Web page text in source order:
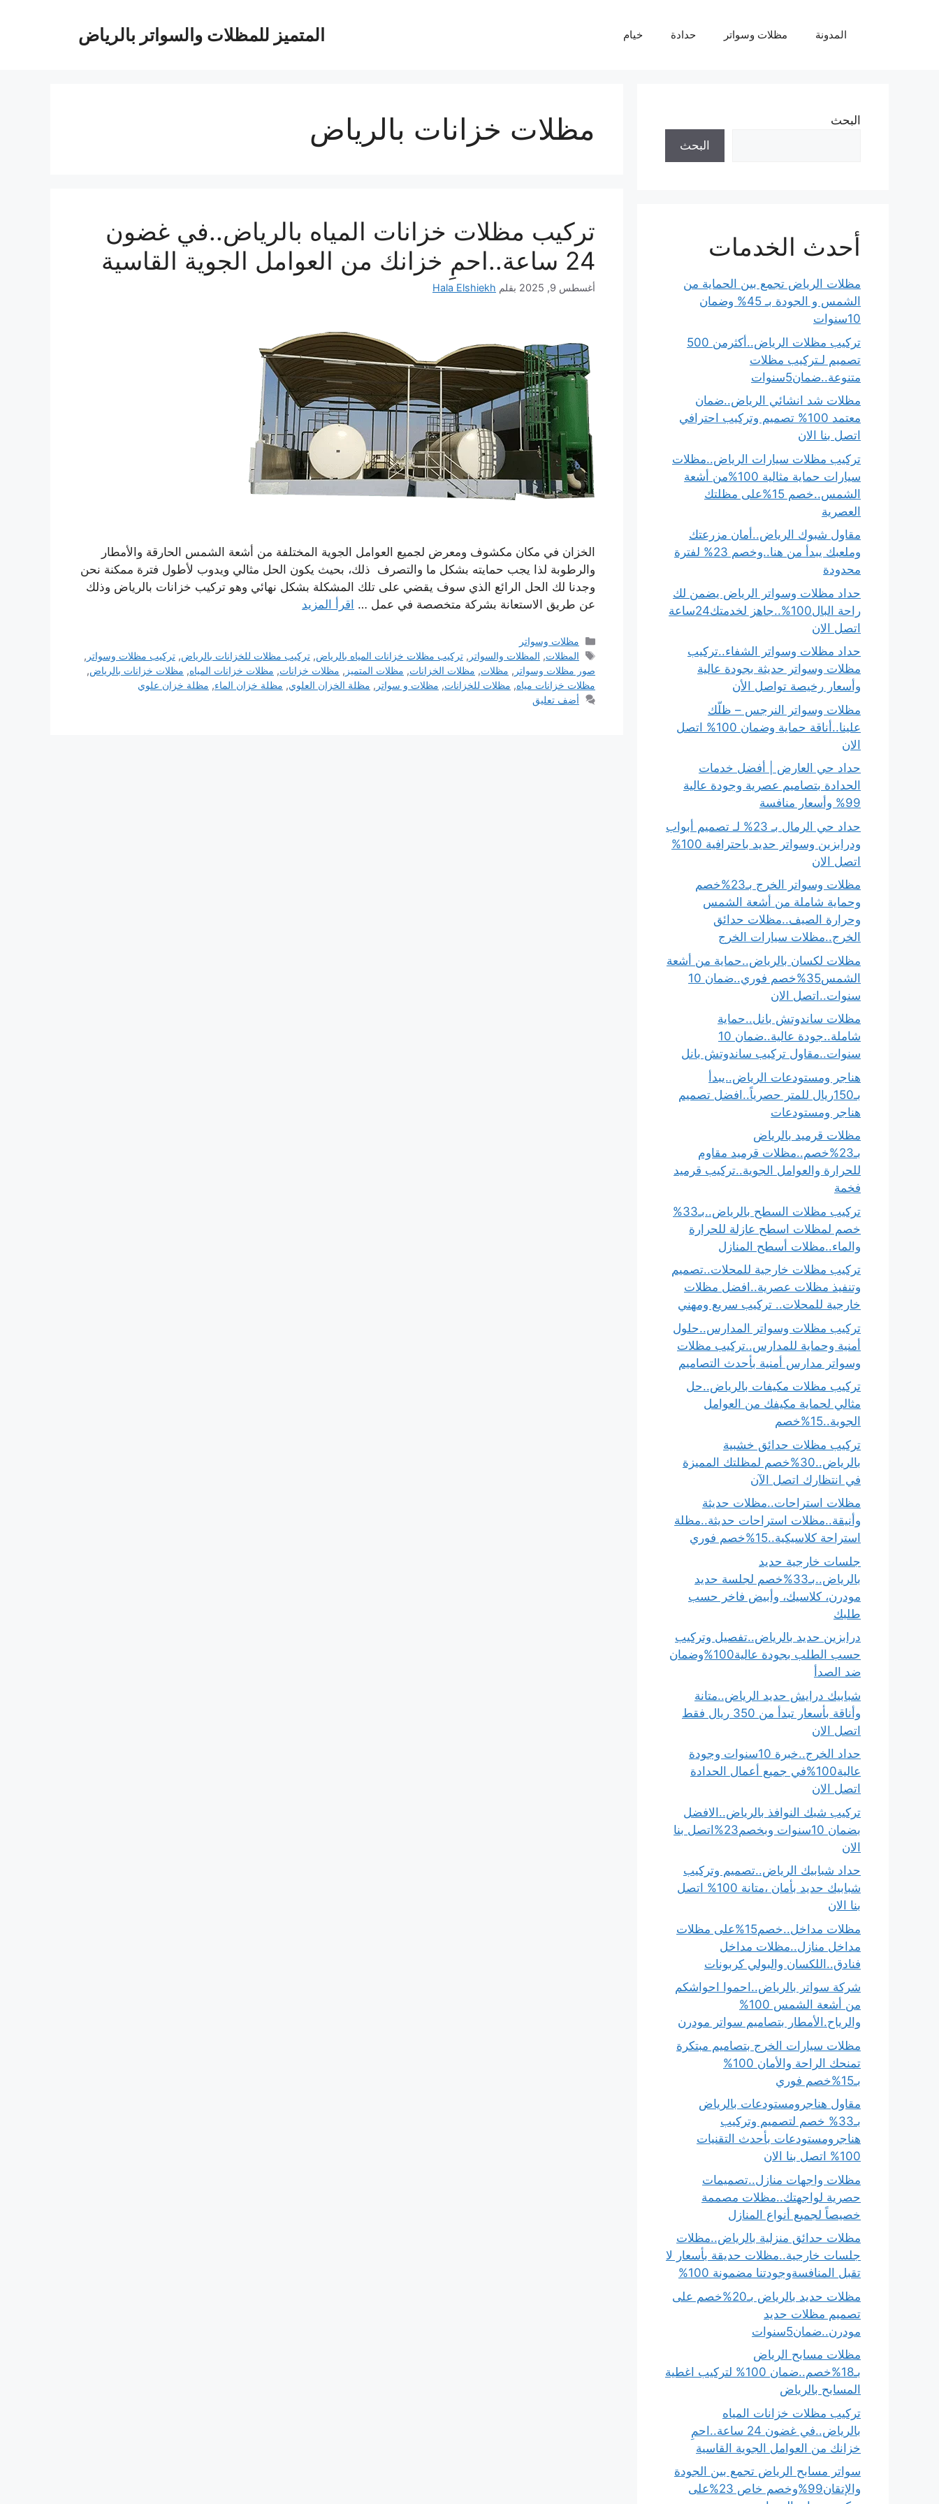
المتميز للمظلات والسواتر بالرياض المدونة مظلات وسواتر حدادة خيام
مظلات خزانات بالرياض
تركيب مظلات خزانات المياه بالرياض..في غضون
24 ساعة..احمِ خزانك من العوامل الجوية القاسية
أغسطس 9, 2025 بقلم Hala Elshiekh
الخزان في مكان مكشوف ومعرض لجميع العوامل الجوية المختلفة من أشعة الشمس الحارقة والأمطار
والرطوبة لذا يجب حمايته بشكل ما والتصرف ذلك، بحيث يكون الحل مثالي ويدوب لأطول فترة ممكنة نحن
وجدنا لك الحل الرائع الذي سوف يقضي على تلك المشكلة بشكل نهائي وهو تركيب خزانات بالرياض وذلك
عن طريق الاستعانة بشركة متخصصة في عمل … اقرأ المزيد
التصنيفات
مظلات وسواتر
الوسوم
المظلات, المظلات والسواتر ,تركيب مظلات خزانات المياه بالرياض,تركيب مظلات للخزانات بالرياض,تركيب مظلات وسواتر ,
صور مظلات وسواتر , مظلات, مظلات الخزانات, مظلات المتميز , مظلات خزانات, مظلات خزانات المياه, مظلات خزانات بالرياض,
مظلات خزانات مياه, مظلات للخزانات, مظلات و سواتر , مظلة الخزان العلوي, مظلة خزان الماء, مظلة خزان علوي
أضف تعليق
البحث
البحث
أحدث الخدمات
مظلات الرياض تجمع بين الحماية من
الشمس و الجودة بـ 45% وضمان
10سنوات
تركيب مظلات الرياض..أكثرمن 500
تصميم لـتركيب مظلات
متنوعة..ضمان5سنوات
مظلات شد انشائي الرياض..ضمان
معتمد 100% تصميم وتركيب احترافي
اتصل بنا الان
تركيب مظلات سيارات الرياض..مظلات
سيارات حماية مثالية 100%من أشعة
الشمس..خصم 15%على مظلتك
العصرية
مقاول شبوك الرياض..أمان مزرعتك
وملعبك يبدأ من هنا..وخصم 23% لفترة
محدودة
حداد مظلات وسواتر الرياض يضمن لك
راحة البال100%..جاهز لخدمتك24ساعة
اتصل الان
حداد مظلات وسواتر الشفاء..تركيب
مظلات وسواتر حديثة بجودة عالية
وأسعار رخيصة تواصل الأن
مظلات وسواتر النرجس – ظلّك
علينا..أناقة حماية وضمان 100% اتصل
الان
حداد حي العارض | أفضل خدمات
الحدادة بتصاميم عصرية وجودة عالية
99% وأسعار منافسة
حداد حي الرمال بـ 23% لـ تصميم أبواب
ودرابزين وسواتر حديد باحترافية 100%
اتصل الان
مظلات وسواتر الخرج بـ23%خصم
وحماية شاملة من أشعة الشمس
وحرارة الصيف..مظلات حدائق
الخرج..مظلات سيارات الخرج
مظلات لكسان بالرياض..حماية من أشعة
الشمس35%خصم فوري..ضمان 10
سنوات..اتصل الان
مظلات ساندوتش بانل..حماية
شاملة..جودة عالية..ضمان 10
سنوات..مقاول تركيب ساندوتش بانل
هناجر ومستودعات الرياض..يبدأ
بـ150ريال للمتر حصرياً..افضل تصميم
هناجر ومستودعات
مظلات قرميد بالرياض
بـ23%خصم..مظلات قرميد مقاوم
للحرارة والعوامل الجوية..تركيب قرميد
فخمة
تركيب مظلات السطح بالرياض..بـ33%
خصم لمظلات اسطح عازلة للحرارة
والماء..مظلات أسطح المنازل
تركيب مظلات خارجية للمحلات..تصميم
وتنفيذ مظلات عصرية..افضل مظلات
خارجية للمحلات.. تركيب سريع ومهني
تركيب مظلات وسواتر المدارس..حلول
أمنية وحماية للمدارس..تركيب مظلات
وسواتر مدارس أمنية بأحدث التصاميم
تركيب مظلات مكيفات بالرياض..حل
مثالي لحماية مكيفك من العوامل
الجوية..15%خصم
تركيب مظلات حدائق خشبية
بالرياض..30%خصم لمظلتك المميزة
في انتظارك اتصل الآن
مظلات استراحات..مظلات حديثة
وأنيقة..مظلات استراحات حديثة..مظلة
استراحة كلاسيكية..15%خصم فوري
جلسات خارجية حديد
بالرياض..بـ33%خصم لجلسة حديد
مودرن، كلاسيك، وأبيض فاخر حسب
طلبك
درابزين حديد بالرياض..تفصيل وتركيب
حسب الطلب بجودة عالية100%وضمان
ضد الصدأ
شبابيك درايش حديد الرياض..متانة
وأناقة بأسعار تبدأ من 350 ريال فقط
اتصل الان
حداد الخرج..خبرة 10سنوات وجودة
عالية100%في جميع أعمال الحدادة
اتصل الان
تركيب شبك النوافذ بالرياض..الافضل
بضمان 10سنوات وبخصم23%اتصل بنا
الان
حداد شبابيك الرياض..تصميم وتركيب
شبابيك حديد بأمان ،متانة 100% اتصل
بنا الان
مظلات مداخل..خصم15%على مظلات
مداخل منازل..مظلات مداخل
فنادق..اللكسان والبولي كربونات
شركة سواتر بالرياض..احموا احواشكم
من أشعة الشمس 100%
والرياح.الأمطار بتصاميم سواتر مودرن
مظلات سيارات الخرج بتصاميم مبتكرة
تمنحك الراحة والأمان 100%
بـ15%خصم فوري
مقاول هناجرومستودعات بالرياض
بـ33% خصم لتصميم وتركيب
هناجرومستودعات بأحدث التقنيات
100% اتصل بنا الان
مظلات واجهات منازل..تصميمات
حصرية لواجهتك..مظلات مصممة
خصيصاً لجميع أنواع المنازل
مظلات حدائق منزلية بالرياض..مظلات
جلسات خارجية..مظلات حديقة بأسعار لا
تقبل المنافسةوجودتنا مضمونة 100%
مظلات حديد بالرياض بـ20%خصم على
تصميم مظلات حديد
مودرن..ضمان5سنوات
مظلات مسابح الرياض
بـ18%خصم..ضمان 100% لتركيب اغطية
المسابح بالرياض
تركيب مظلات خزانات المياه
بالرياض..في غضون 24 ساعة..احمِ
خزانك من العوامل الجوية القاسية
سواتر مسابح الرياض تجمع بين الجودة
والإتقان99%وخصم خاص 23%على